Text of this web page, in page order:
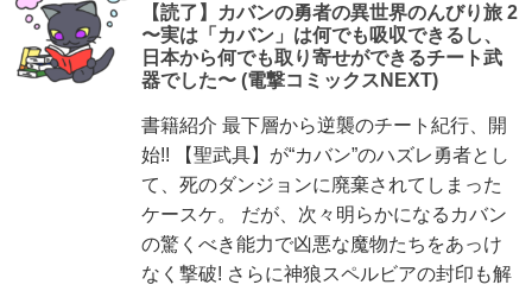
【読了】カバンの勇者の異世界のんびり旅 2
〜実は「カバン」は何でも吸収できるし、
日本から何でも取り寄せができるチート武
器でした〜 (電撃コミックスNEXT)
書籍紹介 最下層から逆襲のチート紀行、開
始!! 【聖武具】が“カバン”のハズレ勇者とし
て、死のダンジョンに廃棄されてしまった
ケースケ。 だが、次々明らかになるカバン
の驚くべき能力で凶悪な魔物たちをあっけ
なく撃破! さらに神狼スペルビアの封印も解